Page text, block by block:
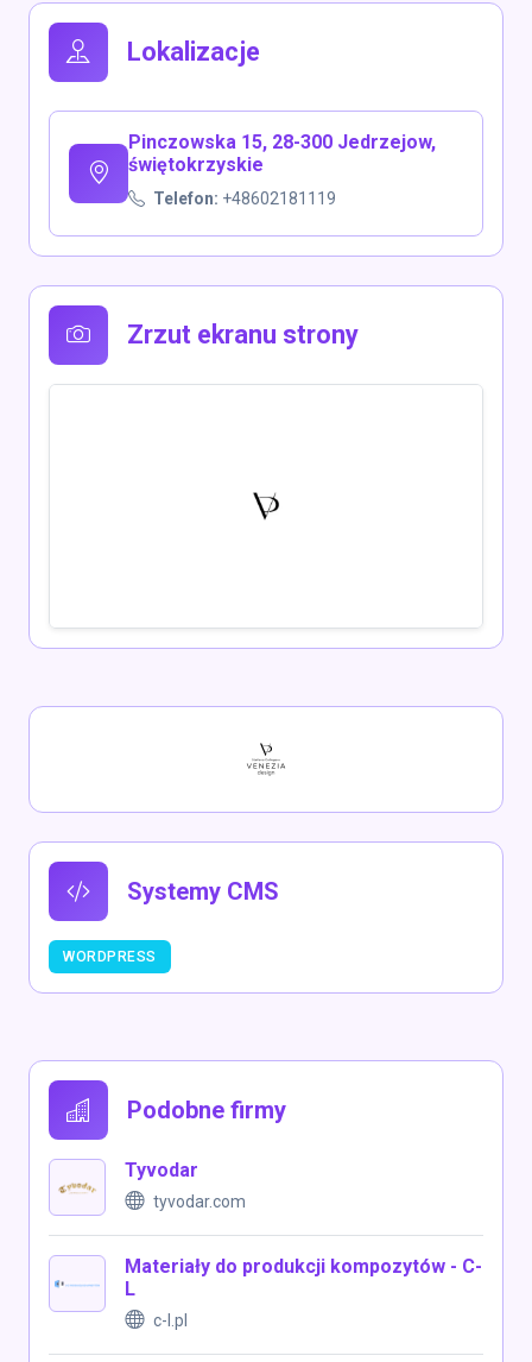
Lokalizacje
Pinczowska 15, 28-300 Jedrzejow,
świętokrzyskie
Telefon: +48602181119
Zrzut ekranu strony
Systemy CMS
WORDPRESS
Podobne firmy
Tyvodar
tyvodar.com
Materiały do produkcji kompozytów - C-
L
c-l.pl